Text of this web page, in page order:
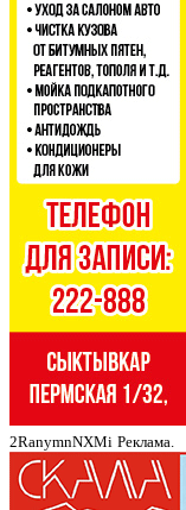
2RanymnNXMi Реклама.